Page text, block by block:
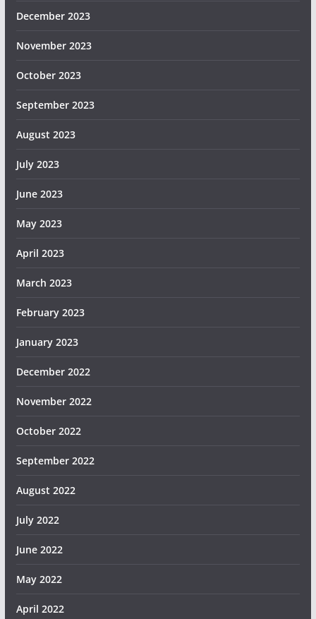
December 2023
November 2023
October 2023
September 2023
August 2023
July 2023
June 2023
May 2023
April 2023
March 2023
February 2023
January 2023
December 2022
November 2022
October 2022
September 2022
August 2022
July 2022
June 2022
May 2022
April 2022